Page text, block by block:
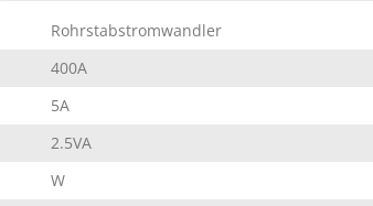
Rohrstabstromwandler
400A
5A
2.5VA
W